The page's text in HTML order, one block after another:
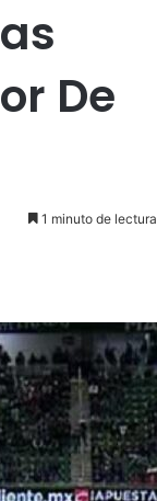
De
1 minuto de lectura